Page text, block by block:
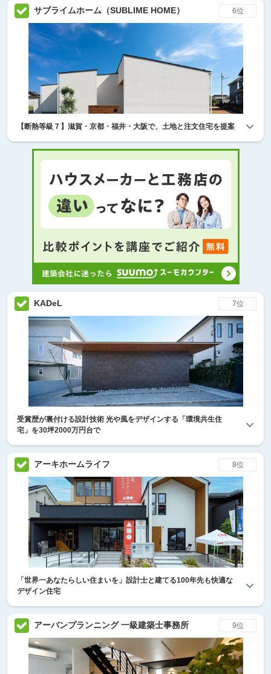
サブライムホーム（SUBLIME HOME） 6位
【断熱等級７】滋賀・京都・福井・大阪で、土地と注文住宅を提案
KADeL 7位
受賞歴が裏付ける設計技術 光や風をデザインする「環境共生住
宅」を30坪2000万円台で
アーキホームライフ 8位
「世界一あなたらしい住まいを」設計士と建てる100年先も快適な
デザイン住宅
アーバンプランニング 一級建築士事務所 9位